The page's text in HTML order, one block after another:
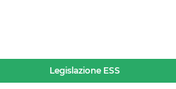
Legislazione ESS